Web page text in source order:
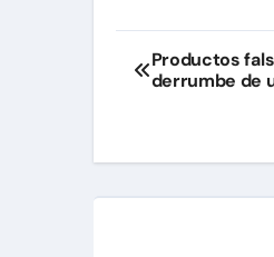
de
Productos
derrumbe de